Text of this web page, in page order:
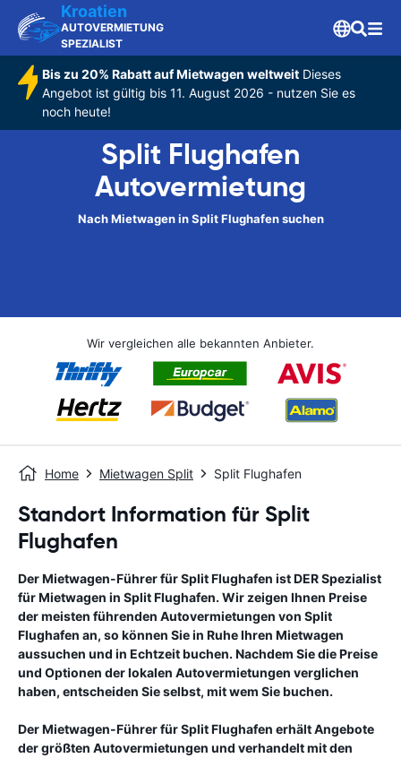
Kroatien
AUTOVERMIETUNG
SPEZIALIST
Bis zu 20% Rabatt auf Mietwagen weltweitDieses
Angebot ist gültig bis 11. August 2026 - nutzen Sie es
noch heute!
Split Flughafen
Autovermietung
Nach Mietwagen in Split Flughafen suchen
Wir vergleichen alle bekannten Anbieter.
Home Mietwagen Split Split Flughafen
Standort Information für Split
Flughafen
Der Mietwagen-Führer fürSplit Flughafen ist DER Spezialist
für Mietwagen in Split Flughafen. Wir zeigen Ihnen Preise
der meisten führenden Autovermietungen von Split
Flughafen an, so können Sie in Ruhe Ihren Mietwagen
aussuchen und in Echtzeit buchen. Nachdem Sie die Preise
und Optionen der lokalen Autovermietungen verglichen
haben, entscheiden Sie selbst, mit wem Sie buchen.
Der Mietwagen-Führer fürSplit Flughafen erhält Angebote
der größten Autovermietungen und verhandelt mit den